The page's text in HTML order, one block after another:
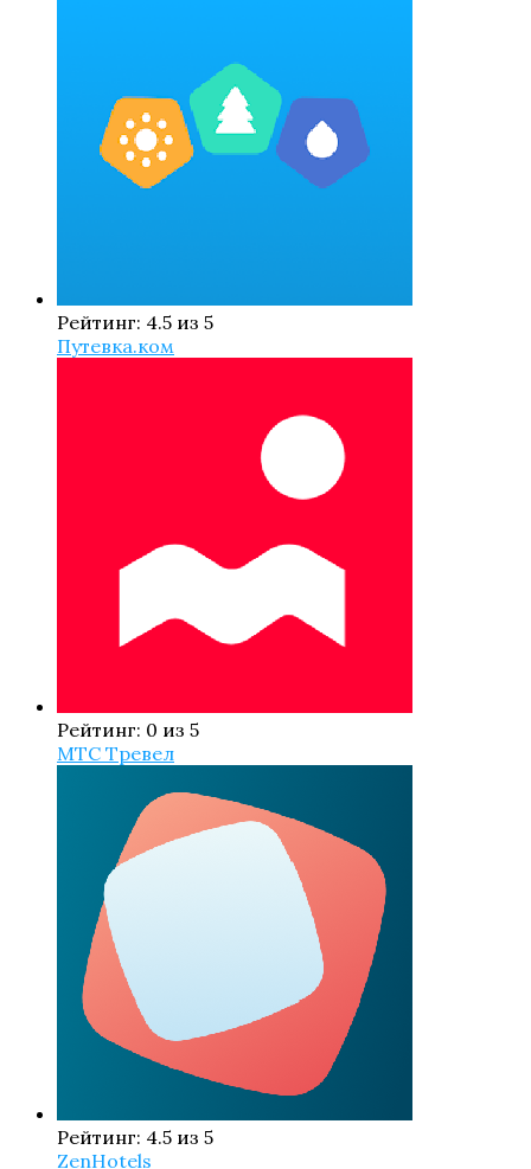
Рейтинг: 4.5 из 5
Путевка.ком
Рейтинг: 0 из 5
МТС Тревел
Рейтинг: 4.5 из 5
ZenHotels